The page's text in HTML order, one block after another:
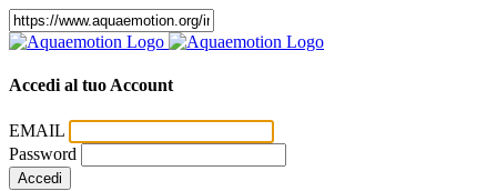
Accedi al tuo Account
EMAIL
Password
Accedi